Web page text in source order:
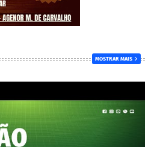
MOSTRAR MAIS